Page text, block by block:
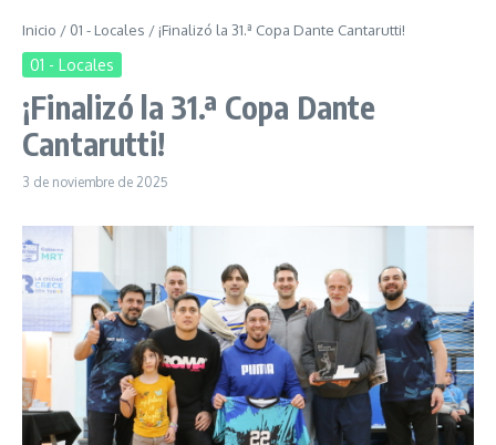
Inicio / 01 - Locales / ¡Finalizó la 31.ª Copa Dante Cantarutti!
01 - Locales
¡Finalizó la 31.ª Copa Dante
Cantarutti!
3 de noviembre de 2025